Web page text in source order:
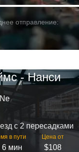
отправление:
- Нанси
с 2 пересадками
в пути
6 мин
Цена от
$108